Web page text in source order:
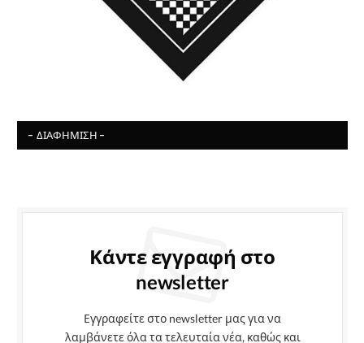
- ΔΙΑΦΉΜΙΣΗ -
Κάντε εγγραφή στο
newsletter
Εγγραφείτε στο newsletter μας για να
λαμβάνετε όλα τα τελευταία νέα, καθώς και